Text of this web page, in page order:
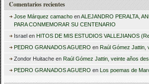
Comentarios recientes
Jose Márquez camacho enALEJANDRO PERALTA,
PARA CONMEMORAR SU CENTENARIO
Israel en HITOS DE MIS ESTUDIOS VALLEJIANOS
PEDRO GRANADOS AGUERO en Raúl Gómez Jattin,
Zondor Huitache en Raúl Gómez Jattin, veinte años
PEDRO GRANADOS AGUERO en Los poemas de